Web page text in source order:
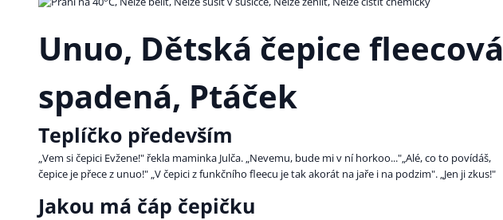
Unuo, Dětská čepice fleecová
spadená, Ptáček
Teplíčko především
„Vem si čepici Evžene!" řekla maminka Julča. „Nevemu, bude mi v ní horkoo..."„Alé, co to povídáš,
čepice je přece z unuo!" „V čepici z funkčního fleecu je tak akorát na jaře i na podzim". „Jen ji zkus!"
Jakou má čáp čepičku